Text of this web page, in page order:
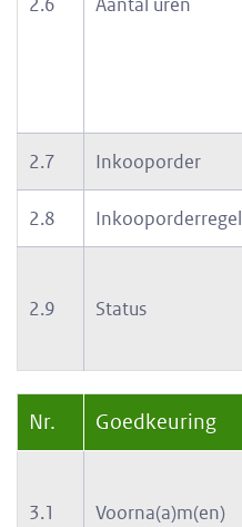
2.7 Inkooporder
2.8 Inkooporderregel
2.9 Status
Nr. Goedkeuring
3.1 Voorna(a)m(en)